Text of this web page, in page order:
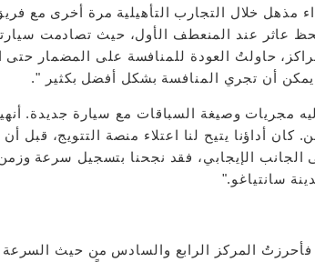
مذهل خلال التجارب التأهيلية مرة أخرى مع
عند المنعطف الأول، حيث تصادمت سيارتا
حاولتُ العودة للمنافسة على المضمار حتى
يمكن أن تجري المنافسة بشكل أفضل بكثير ".
مجريات وصيغة السباقات مع سيارة جديدة.
كان أداؤنا يتيح لنا اعتلاء منصة التتويج، قبل
الجانب الإيجابي، فقد نجحنا بتسجيل سرعة
سانتياغو."
فأحرزتُ المركز الرابع والسادس من حيث السرعة